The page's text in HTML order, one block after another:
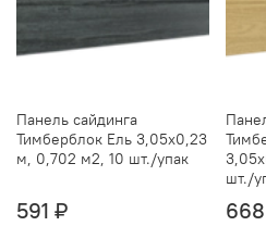
Панель сайдинга
Тимберблок Ель 3,05х0,23
м, 0,702 м2, 10 шт./упак
591 ₽
шт./